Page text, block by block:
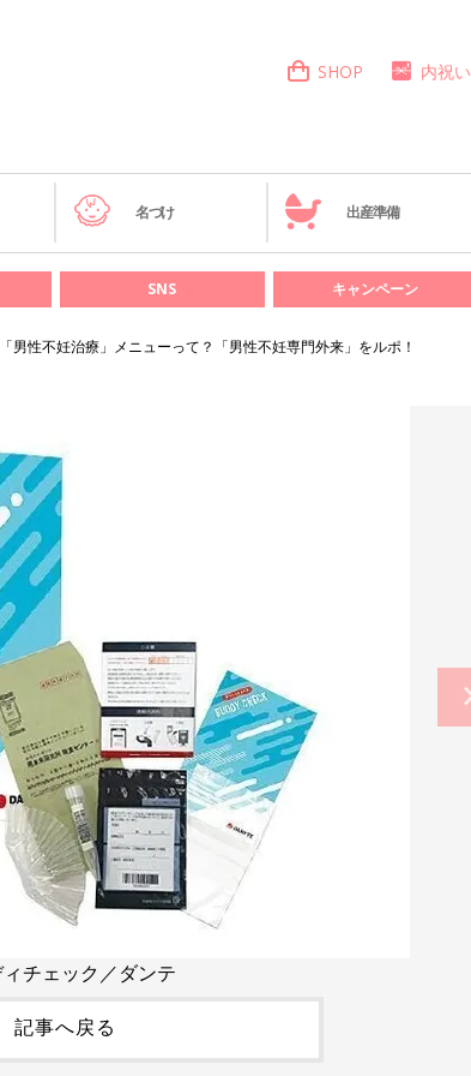
SHOP 内祝い
名づけ 出産準備
SNS キャンペーン
男性不妊治療」メニューって？「男性不妊専門外来」をルポ！
チェック／ダンテ
記事へ戻る